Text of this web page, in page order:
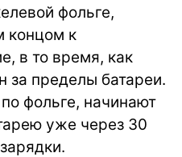
фольге,
концом к
в то время, как
за пределы батареи.
фольге, начинают
уже через 30